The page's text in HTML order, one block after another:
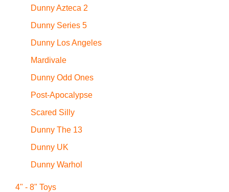
Dunny Azteca 2
Dunny Series 5
Dunny Los Angeles
Mardivale
Dunny Odd Ones
Post-Apocalypse
Scared Silly
Dunny The 13
Dunny UK
Dunny Warhol
4" - 8" Toys